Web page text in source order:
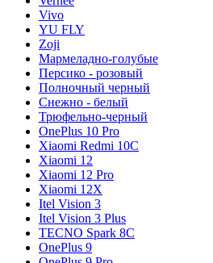
Vivo
YU FLY
Zoji
Мармеладно-голубые
Персико - розовый
Полночный черный
Снежно - белый
Трюфельно-черный
OnePlus 10 Pro
Xiaomi Redmi 10C
Xiaomi 12
Xiaomi 12 Pro
Xiaomi 12X
Itel Vision 3
Itel Vision 3 Plus
TECNO Spark 8C
OnePlus 9